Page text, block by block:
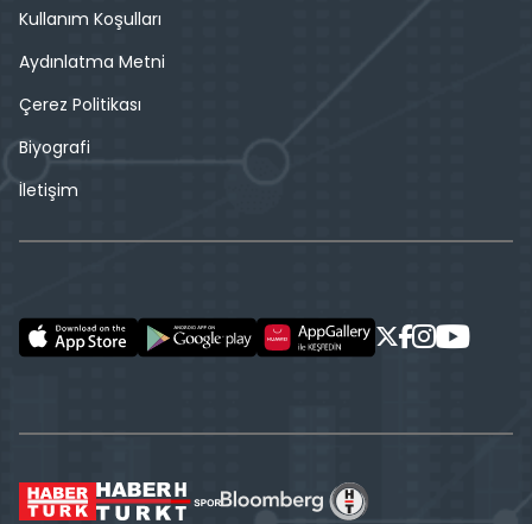
Kullanım Koşulları
Aydınlatma Metni
Çerez Politikası
Biyografi
İletişim